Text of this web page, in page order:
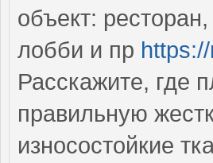
объект:
лобби и пр
Расскажите, где
правильную
износостойкие